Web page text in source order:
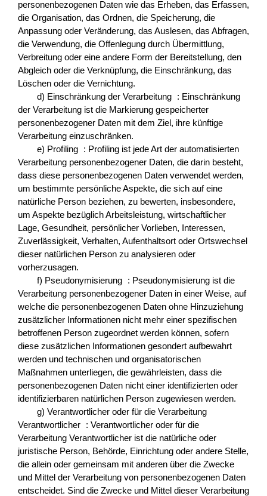
personenbezogenen Daten wie das Erheben, das Erfassen,
die Organisation, das Ordnen, die Speicherung, die
Anpassung oder Veränderung, das Auslesen, das Abfragen,
die Verwendung, die Offenlegung durch Übermittlung,
Verbreitung oder eine andere Form der Bereitstellung, den
Abgleich oder die Verknüpfung, die Einschränkung, das
Löschen oder die Vernichtung.
d) Einschränkung der Verarbeitung : Einschränkung
der Verarbeitung ist die Markierung gespeicherter
personenbezogener Daten mit dem Ziel, ihre künftige
Verarbeitung einzuschränken.
e) Profiling : Profiling ist jede Art der automatisierten
Verarbeitung personenbezogener Daten, die darin besteht,
dass diese personenbezogenen Daten verwendet werden,
um bestimmte persönliche Aspekte, die sich auf eine
natürliche Person beziehen, zu bewerten, insbesondere,
um Aspekte bezüglich Arbeitsleistung, wirtschaftlicher
Lage, Gesundheit, persönlicher Vorlieben, Interessen,
Zuverlässigkeit, Verhalten, Aufenthaltsort oder Ortswechsel
dieser natürlichen Person zu analysieren oder
vorherzusagen.
f) Pseudonymisierung : Pseudonymisierung ist die
Verarbeitung personenbezogener Daten in einer Weise, auf
welche die personenbezogenen Daten ohne Hinzuziehung
zusätzlicher Informationen nicht mehr einer spezifischen
betroffenen Person zugeordnet werden können, sofern
diese zusätzlichen Informationen gesondert aufbewahrt
werden und technischen und organisatorischen
Maßnahmen unterliegen, die gewährleisten, dass die
personenbezogenen Daten nicht einer identifizierten oder
identifizierbaren natürlichen Person zugewiesen werden.
g) Verantwortlicher oder für die Verarbeitung
Verantwortlicher : Verantwortlicher oder für die
Verarbeitung Verantwortlicher ist die natürliche oder
juristische Person, Behörde, Einrichtung oder andere Stelle,
die allein oder gemeinsam mit anderen über die Zwecke
und Mittel der Verarbeitung von personenbezogenen Daten
entscheidet. Sind die Zwecke und Mittel dieser Verarbeitung